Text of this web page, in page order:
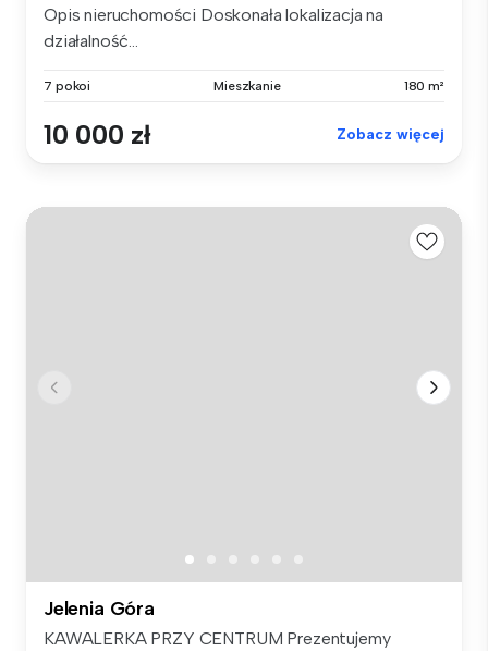
Opis nieruchomości Doskonała lokalizacja na
działalność...
7 pokoi Mieszkanie 180 m²
10 000 zł Zobacz więcej
Jelenia Góra
KAWALERKA PRZY CENTRUM Prezentujemy